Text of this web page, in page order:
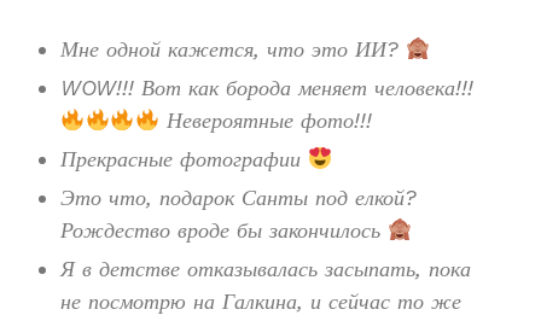
Мне одной кажется, что это ИИ?
WOW!!! Вот как борода меняет человека!!!
Невероятные фото!!!
Прекрасные фотографии
Это что, подарок Санты под елкой?
Рождество вроде бы закончилось
Я в детстве отказывалась засыпать, пока
не посмотрю на Галкина, и сейчас то же